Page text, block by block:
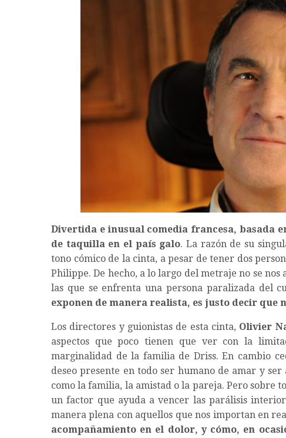
Divertida e inusual comedia francesa, basada
de taquilla en el país galo. La razón de su
tono cómico de la cinta, a pesar de tener dos
Philippe. De hecho, a lo largo del metraje no se
las que se enfrenta una persona paralizada del
exponen de manera realista, es justo decir que
Los directores y guionistas de esta cinta, Olivier
aspectos que poco tienen que ver con la
marginalidad de la familia de Driss. En cambio
deseo presente en todo ser humano de amar y
como la familia, la amistad o la pareja. Pero sobre
un factor que ayuda a vencer las parálisis
manera plena con aquellos que nos importan en
acompañamiento en el dolor, y cómo, en